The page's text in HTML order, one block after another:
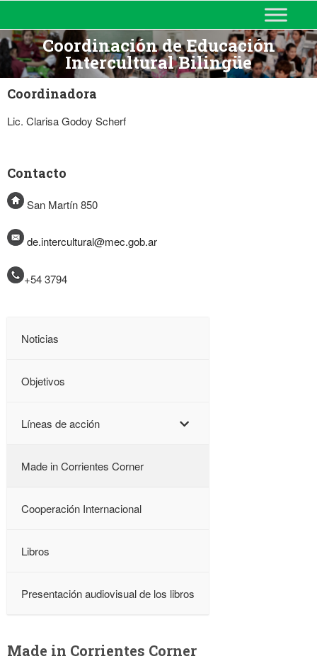
MINISTERIO DE EDUCACIÓN
DE CORRIENTES
Coordinación de Educación
Intercultural Bilingüe
Coordinadora
Lic. Clarisa Godoy Scherf
Contacto
San Martín 850
de.intercultural@mec.gob.ar
+54 3794
Noticias
Objetivos
Líneas de acción
Made in Corrientes Corner
Cooperación Internacional
Libros
Presentación audiovisual de los libros
Made in Corrientes Corner